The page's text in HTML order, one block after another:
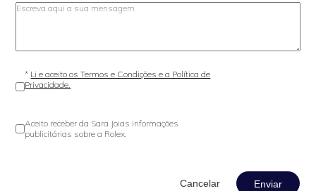
* Li e aceito os Termos e Condições e a Política de
Privacidade.
Aceito receber da Sara Joias informações
publicitárias sobre a Rolex.
Enviar